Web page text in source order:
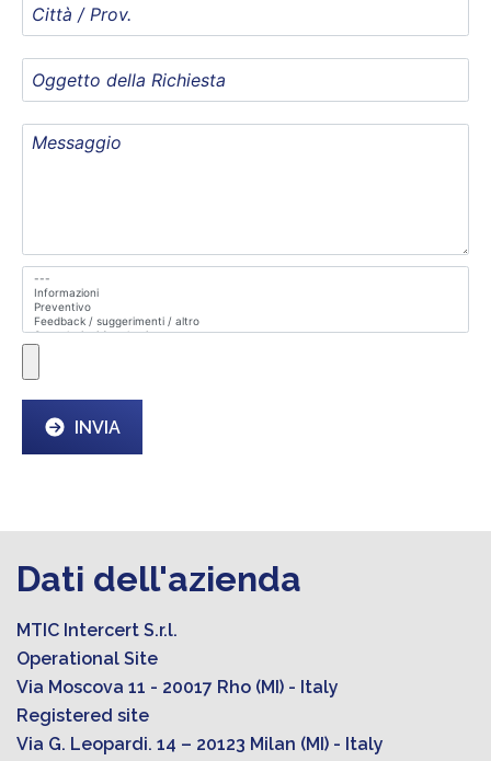
INVIA
Dati dell'azienda
MTIC Intercert S.r.l.
Operational Site
Via Moscova 11 - 20017 Rho (MI) - Italy
Registered site
Via G. Leopardi. 14 – 20123 Milan (MI) - Italy